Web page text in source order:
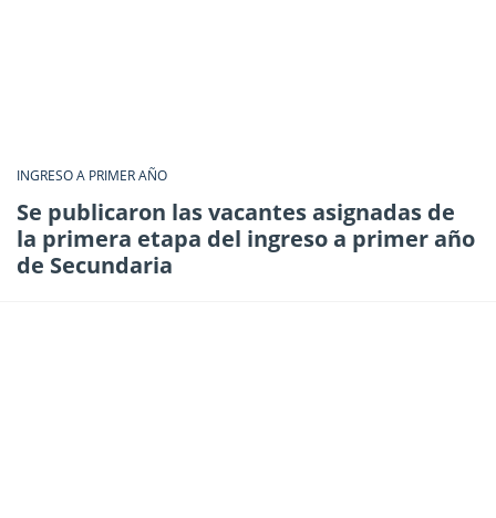
INGRESO A PRIMER AÑO
Se publicaron las vacantes asignadas de
la primera etapa del ingreso a primer año
de Secundaria